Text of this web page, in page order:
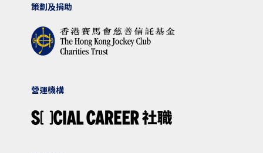
策劃及捐助
營運機構